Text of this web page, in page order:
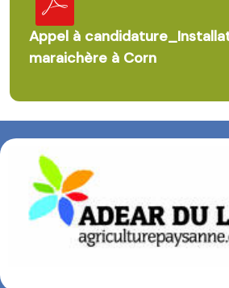
Appel à
maraichère à Corn